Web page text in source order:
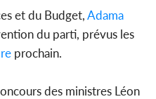
et du Budget,Adama
du parti, prévus les
prochain.
des ministres Léon